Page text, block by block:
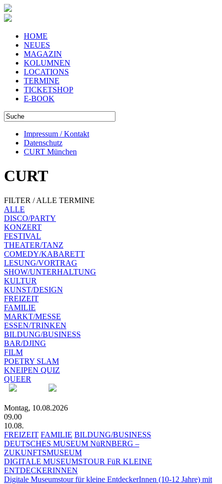
HOME
NEUES
MAGAZIN
KOLUMNEN
LOCATIONS
TERMINE
TICKETSHOP
E-BOOK
Impressum / Kontakt
Datenschutz
CURT München
CURT
FILTER / ALLE TERMINE
ALLE
DISCO/PARTY
KONZERT
FESTIVAL
THEATER/TANZ
COMEDY/KABARETT
LESUNG/VORTRAG
SHOW/UNTERHALTUNG
KULTUR
KUNST/DESIGN
FREIZEIT
FAMILIE
MARKT/MESSE
ESSEN/TRINKEN
BILDUNG/BUSINESS
BAR/DJING
FILM
POETRY SLAM
KNEIPEN QUIZ
QUEER
Montag, 10.08.2026
09.00
10.08.
FREIZEIT FAMILIE BILDUNG/BUSINESS
DEUTSCHES MUSEUM NüRNBERG –
ZUKUNFTSMUSEUM
DIGITALE MUSEUMSTOUR FüR KLEINE
ENTDECKERINNEN
Digitale Museumstour für kleine EntdeckerInnen (10-12 Jahre) mit